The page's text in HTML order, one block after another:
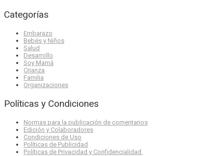
Categorías
Embarazo
Bebés y Niños
Salud
Desarrollo
Soy Mamá
Crianza
Familia
Organizaciones
Políticas y Condiciones
Normas para la publicación de comentarios
Edición y Colaboradores
Condiciones de Uso
Políticas de Publicidad
Políticas de Privacidad y Confidencialidad